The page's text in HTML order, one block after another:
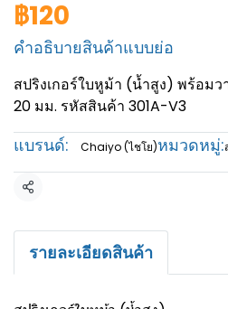
฿120
คำอธิบายสินค้าแบบย่อ
สปริงเกอร์ใบหูม้า (น้ำสูง) พร้อม
20 มม. รหัสสินค้า 301A-V3
แบรนด์: Chaiyo (ไชโย)หมวดหมู่:
แชร์
รายละเอียดสินค้า